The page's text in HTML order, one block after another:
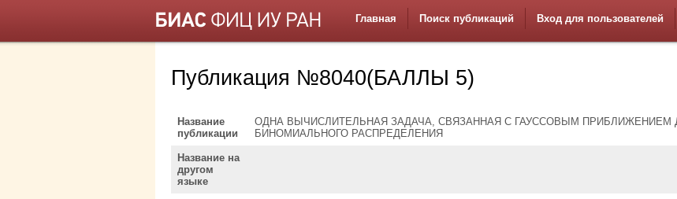
Главная Поиск публикаций Вход для пользователей
Публикация №8040(БАЛЛЫ 5)
Название
публикации
ОДНА ВЫЧИСЛИТЕЛЬНАЯ ЗАДАЧА, СВЯЗАННАЯ С ГАУССОВЫМ ПРИБЛИЖЕНИЕМ
БИНОМИАЛЬНОГО РАСПРЕДЕЛЕНИЯ
Название на
другом
языке